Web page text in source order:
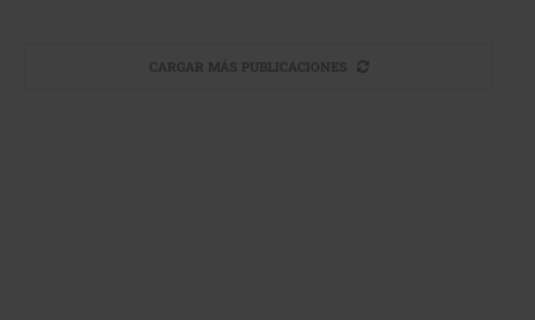
CARGAR MÁS PUBLICACIONES